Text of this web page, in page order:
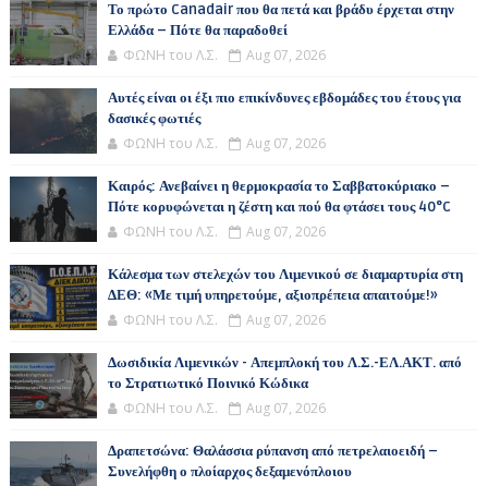
Το πρώτο Canadair που θα πετά και βράδυ έρχεται στην
Ελλάδα – Πότε θα παραδοθεί
ΦΩΝΗ του Λ.Σ. Aug 07, 2026
Αυτές είναι οι έξι πιο επικίνδυνες εβδομάδες του έτους για
δασικές φωτιές
ΦΩΝΗ του Λ.Σ. Aug 07, 2026
Καιρός: Ανεβαίνει η θερμοκρασία το Σαββατοκύριακο –
Πότε κορυφώνεται η ζέστη και πού θα φτάσει τους 40°C
ΦΩΝΗ του Λ.Σ. Aug 07, 2026
Κάλεσμα των στελεχών του Λιμενικού σε διαμαρτυρία στη
ΔΕΘ: «Με τιμή υπηρετούμε, αξιοπρέπεια απαιτούμε!»
ΦΩΝΗ του Λ.Σ. Aug 07, 2026
Δωσιδικία Λιμενικών - Απεμπλοκή του Λ.Σ.-ΕΛ.ΑΚΤ. από
το Στρατιωτικό Ποινικό Κώδικα
ΦΩΝΗ του Λ.Σ. Aug 07, 2026
Δραπετσώνα: Θαλάσσια ρύπανση από πετρελαιοειδή –
Συνελήφθη ο πλοίαρχος δεξαμενόπλοιου